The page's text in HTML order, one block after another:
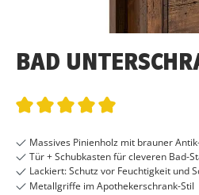
BAD
Massives Pinienholz mit brauner
Tür + Schubkasten für cleveren Bad-
Lackiert: Schutz vor Feuchtigkeit und
Metallgriffe im Apothekerschrank-Stil